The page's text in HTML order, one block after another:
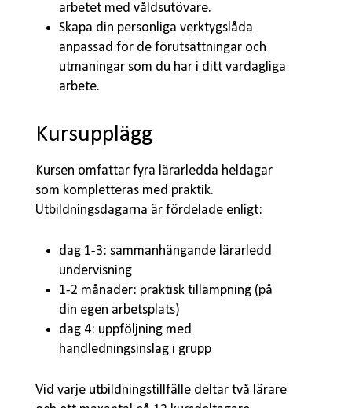
arbetet med våldsutövare.
Skapa din personliga verktygslåda
anpassad för de förutsättningar och
utmaningar som du har i ditt vardagliga
arbete.
Kursupplägg
Kursen omfattar fyra lärarledda heldagar
som kompletteras med praktik.
Utbildningsdagarna är fördelade enligt:
dag 1-3: sammanhängande lärarledd
undervisning
1-2 månader: praktisk tillämpning (på
din egen arbetsplats)
dag 4: uppföljning med
handledningsinslag i grupp
Vid varje utbildningstillfälle deltar två lärare